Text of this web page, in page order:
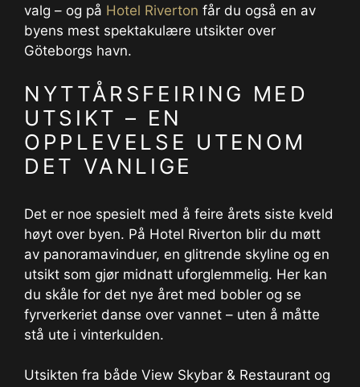
valg – og på Hotel Riverton får du også en av
byens mest spektakulære utsikter over
Göteborgs havn.
NYTTÅRSFEIRING MED
UTSIKT – EN
OPPLEVELSE UTENOM
DET VANLIGE
Det er noe spesielt med å feire årets siste kveld
høyt over byen. På Hotel Riverton blir du møtt
av panoramavinduer, en glitrende skyline og en
utsikt som gjør midnatt uforglemmelig. Her kan
du skåle for det nye året med bobler og se
fyrverkeriet danse over vannet – uten å måtte
stå ute i vinterkulden.
Utsikten fra både View Skybar & Restaurant og